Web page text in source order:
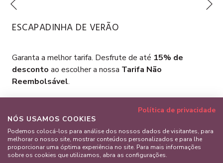
Anterior
ESCAPADINHA DE VERÃO
Garanta a melhor tarifa. Desfrute de até 15% de
desconto ao escolher a nossa Tarifa Não
Reembolsável.
RESERVAR AGORA
Política de privacidade
NÓS USAMOS COOKIES
Podemos colocá-los para análise dos nossos dados de visitantes, para
melhorar o nosso site, mostrar conteúdos personalizados e para lhe
proporcionar uma óptima experiência no site. Para mais informações
sobre os cookies que utilizamos, abra as configurações.